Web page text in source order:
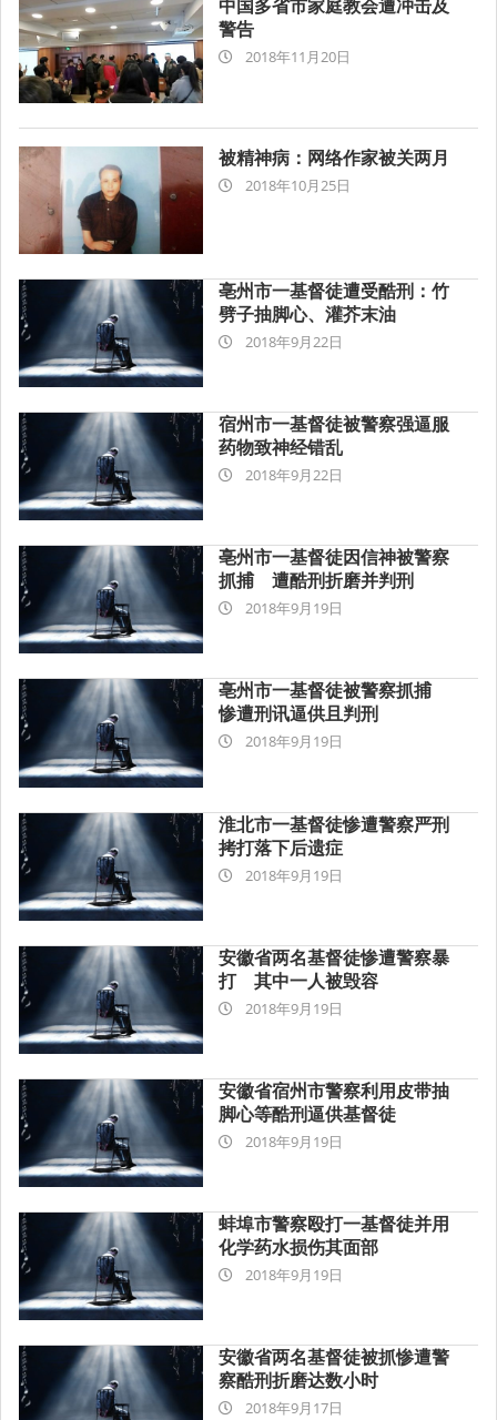
中国多省市家庭教会遭冲击及
警告
2018-2018年11月20日
被精神病：网络作家被关两月
2018-2018年10月25日
亳州市一基督徒遭受酷刑：竹
劈子抽脚心、灌芥末油
2018-2018年9月22日
宿州市一基督徒被警察强逼服
药物致神经错乱
2018-2018年9月22日
亳州市一基督徒因信神被警察
抓捕 遭酷刑折磨并判刑
2018-2018年9月19日
亳州市一基督徒被警察抓捕
惨遭刑讯逼供且判刑
2018-2018年9月19日
淮北市一基督徒惨遭警察严刑
拷打落下后遗症
2018-2018年9月19日
安徽省两名基督徒惨遭警察暴
打 其中一人被毁容
2018-2018年9月19日
安徽省宿州市警察利用皮带抽
脚心等酷刑逼供基督徒
2018-2018年9月19日
蚌埠市警察殴打一基督徒并用
化学药水损伤其面部
2018-2018年9月19日
安徽省两名基督徒被抓惨遭警
察酷刑折磨达数小时
2018-2018年9月17日